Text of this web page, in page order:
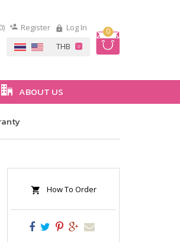
0
Register Log In
ABOUT US
How To Order